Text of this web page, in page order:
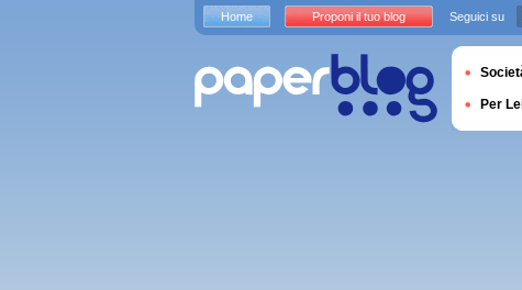
Home Proponi il tuo blog Seguici su
Per